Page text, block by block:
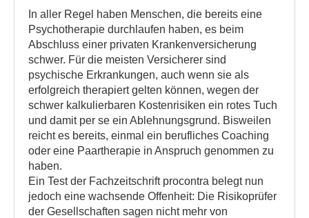
In aller Regel haben Menschen, die bereits eine
Psychotherapie durchlaufen haben, es beim
Abschluss einer privaten Krankenversicherung
schwer. Für die meisten Versicherer sind
psychische Erkrankungen, auch wenn sie als
erfolgreich therapiert gelten können, wegen der
schwer kalkulierbaren Kostenrisiken ein rotes Tuch
und damit per se ein Ablehnungsgrund. Bisweilen
reicht es bereits, einmal ein berufliches Coaching
oder eine Paartherapie in Anspruch genommen zu
haben.
Ein Test der Fachzeitschrift procontra belegt nun
jedoch eine wachsende Offenheit: Die Risikoprüfer
der Gesellschaften sagen nicht mehr von